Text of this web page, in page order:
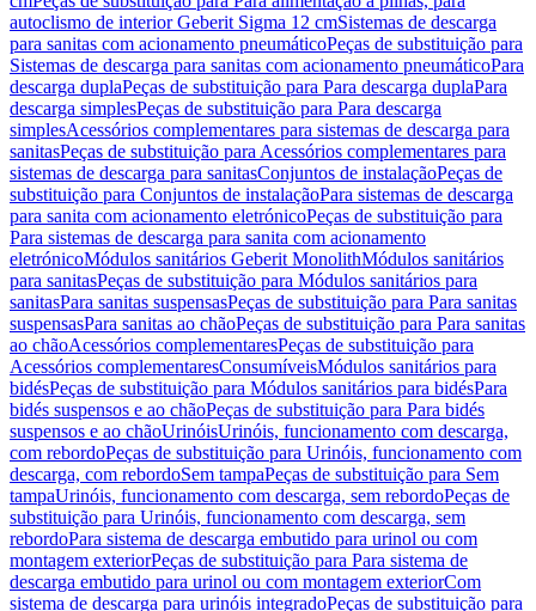
autoclismo de interior Geberit Sigma 12 cmSistemas de descarga
para sanitas com acionamento pneumáticoPeças de substituição para
Sistemas de descarga para sanitas com acionamento pneumáticoPara
descarga duplaPeças de substituição para Para descarga duplaPara
descarga simplesPeças de substituição para Para descarga
simplesAcessórios complementares para sistemas de descarga para
sanitasPeças de substituição para Acessórios complementares para
sistemas de descarga para sanitasConjuntos de instalaçãoPeças de
substituição para Conjuntos de instalaçãoPara sistemas de descarga
para sanita com acionamento eletrónicoPeças de substituição para
Para sistemas de descarga para sanita com acionamento
eletrónicoMódulos sanitários Geberit MonolithMódulos sanitários
para sanitasPeças de substituição para Módulos sanitários para
sanitasPara sanitas suspensasPeças de substituição para Para sanitas
suspensasPara sanitas ao chãoPeças de substituição para Para sanitas
ao chãoAcessórios complementaresPeças de substituição para
Acessórios complementaresConsumíveisMódulos sanitários para
bidésPeças de substituição para Módulos sanitários para bidésPara
bidés suspensos e ao chãoPeças de substituição para Para bidés
suspensos e ao chãoUrinóisUrinóis, funcionamento com descarga,
com rebordoPeças de substituição para Urinóis, funcionamento com
descarga, com rebordoSem tampaPeças de substituição para Sem
tampaUrinóis, funcionamento com descarga, sem rebordoPeças de
substituição para Urinóis, funcionamento com descarga, sem
rebordoPara sistema de descarga embutido para urinol ou com
montagem exteriorPeças de substituição para Para sistema de
descarga embutido para urinol ou com montagem exteriorCom
sistema de descarga para urinóis integradoPeças de substituição para